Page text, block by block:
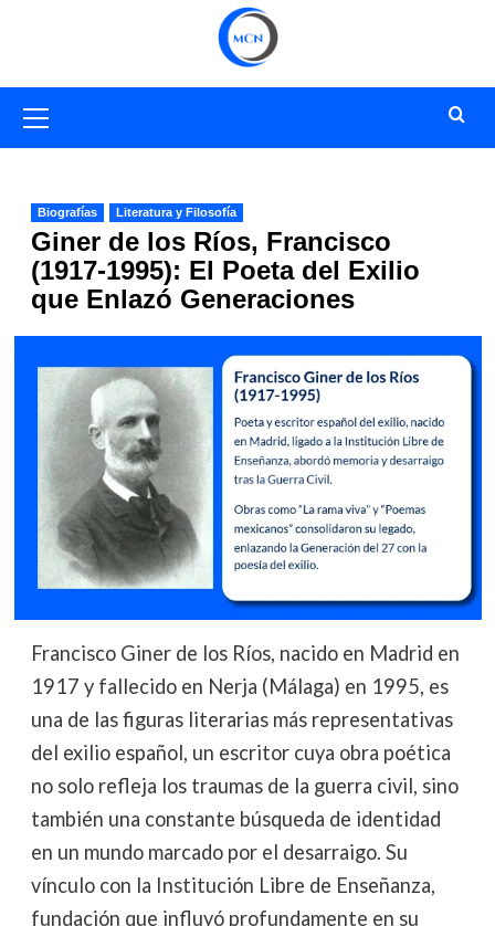
primario
Biografías Literatura y Filosofía
Giner de los Ríos, Francisco
(1917-1995): El Poeta del Exilio
que Enlazó Generaciones
Francisco Giner de los Ríos, nacido en Madrid en
1917 y fallecido en Nerja (Málaga) en 1995, es
una de las figuras literarias más representativas
del exilio español, un escritor cuya obra poética
no solo refleja los traumas de la guerra civil, sino
también una constante búsqueda de identidad
en un mundo marcado por el desarraigo. Su
vínculo con la Institución Libre de Enseñanza,
fundación que influyó profundamente en su